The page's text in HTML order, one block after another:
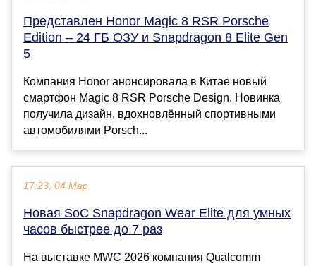
Представлен Honor Magic 8 RSR Porsche
Edition – 24 ГБ ОЗУ и Snapdragon 8 Elite Gen
5
Компания Honor анонсировала в Китае новый
смартфон Magic 8 RSR Porsche Design. Новинка
получила дизайн, вдохновлённый спортивными
автомобилями Porsch...
17:23, 04 Мар
Новая SoC Snapdragon Wear Elite для умных
часов быстрее до 7 раз
На выставке MWC 2026 компания Qualcomm